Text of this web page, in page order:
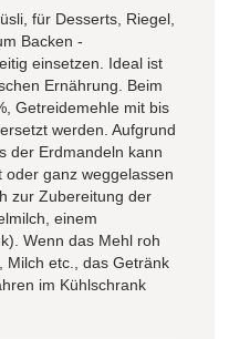
für Desserts, Riegel,
Backen -
einsetzen. Ideal ist
Ernährung. Beim
Getreidemehle mit bis
werden. Aufgrund
der Erdmandeln kann
ganz weggelassen
zur Zubereitung der
einem
Wenn das Mehl roh
Milch etc., das Getränk
im Kühlschrank